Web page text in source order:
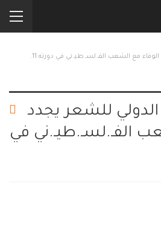
مع الشعب الفـ.لسـ.طيـ.ني في دورته 11.
للشعر يجدد
الفـ.لسـ.طيـ.ني في